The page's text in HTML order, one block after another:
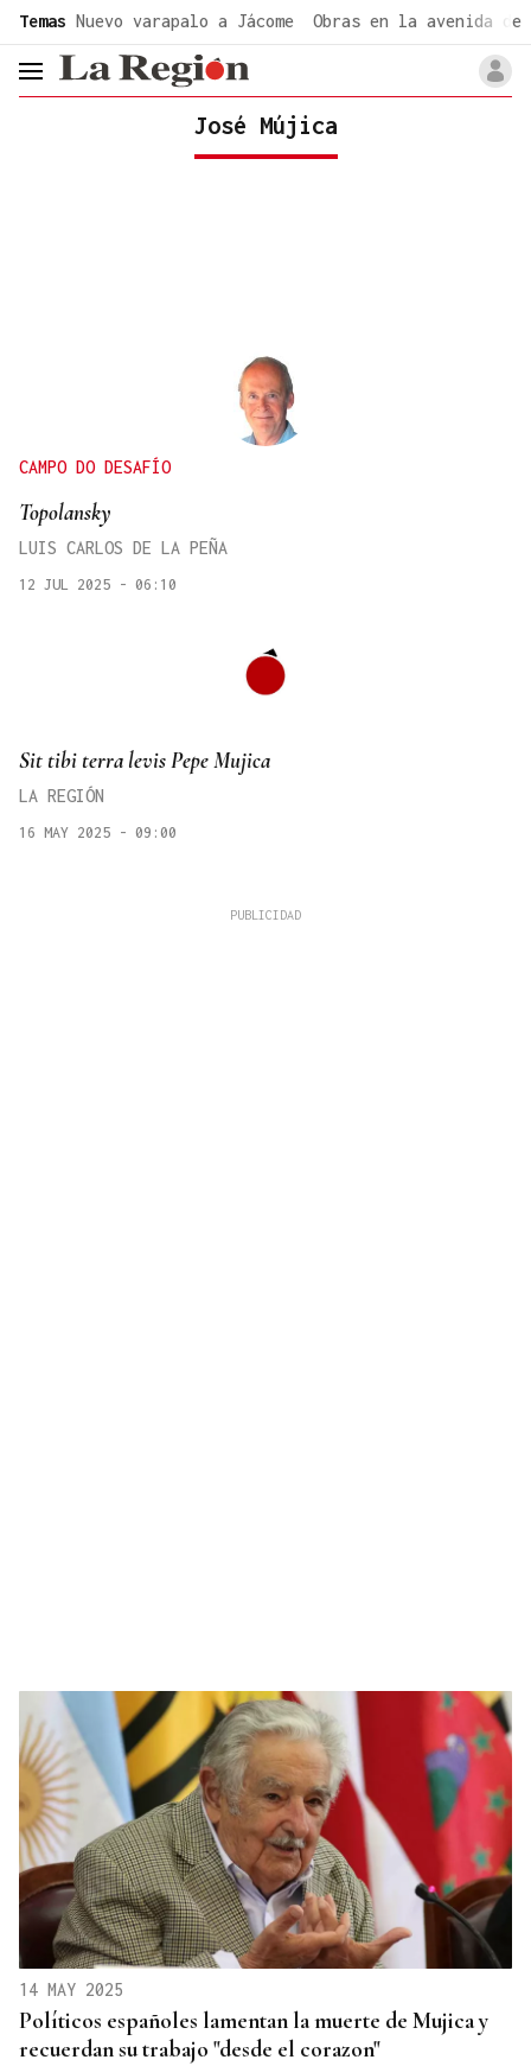
Temas Nuevo varapalo a Jácome Obras en la avenida de
header.menu.open
José Mújica
CAMPO DO DESAFÍO
Topolansky
LUIS CARLOS DE LA PEÑA
12 JUL 2025 - 06:10
Sit tibi terra levis Pepe Mujica
LA REGIÓN
16 MAY 2025 - 09:00
14 MAY 2025
Políticos españoles lamentan la muerte de Mujica y
recuerdan su trabajo "desde el corazon"